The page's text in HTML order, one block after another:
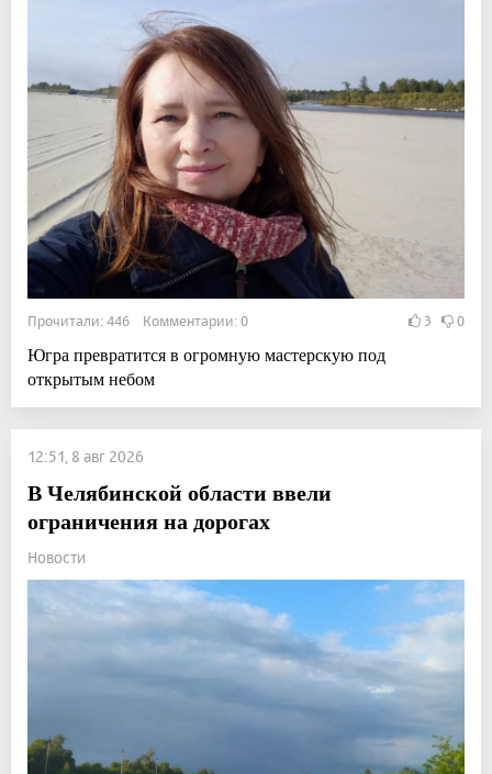
Прочитали: 446 Комментарии: 0 3 0
Югра превратится в огромную мастерскую под
открытым небом
12:51, 8 авг 2026
В Челябинской области ввели
ограничения на дорогах
Новости